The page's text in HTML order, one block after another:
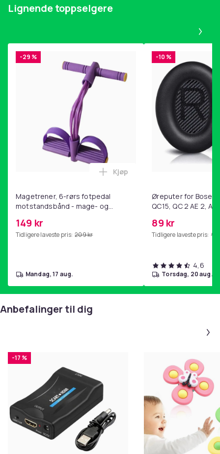
Lignende toppselgere
-29 %
Magetrener, 6-rørs fotpedal
motstandsbånd - mage- og
hjemmegymnastikk Purple
149 kr
Tidligere laveste pris: 209 kr
Legg Magetrener, 6-rørs
Kjøp
mandag, 17 aug.
-10 %
Øreputer for Bose
QC15, QC 2 AE 2, AE
89 kr
Tidligere laveste pris: 99
4,6
torsdag, 20 aug.
Anbefalinger til dig
-17 %